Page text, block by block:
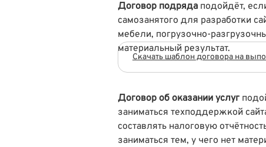
Договор подряда подойдёт,
самозанятого для разработки
мебели, погрузочно-
материальный результат.
Скачать шаблон договора на
Договор об оказании услуг
заниматься техподдержкой
составлять налоговую
заниматься тем, у чего нет